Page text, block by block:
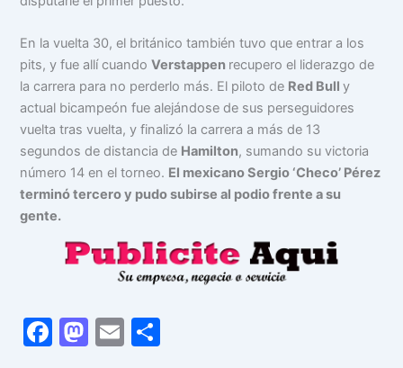
En la vuelta 30, el británico también tuvo que entrar a los
pits, y fue allí cuandoVerstappen recupero el liderazgo de
la carrera para no perderlo más. El piloto de Red Bully
actual bicampeón fue alejándose de sus perseguidores
vuelta tras vuelta, y finalizó la carrera a más de 13
segundos de distancia de Hamilton, sumando su victoria
número 14 en el torneo. El mexicano Sergio ‘Checo’ Pérez
terminó tercero y pudo subirse al podio frente a su
gente.
F
M E